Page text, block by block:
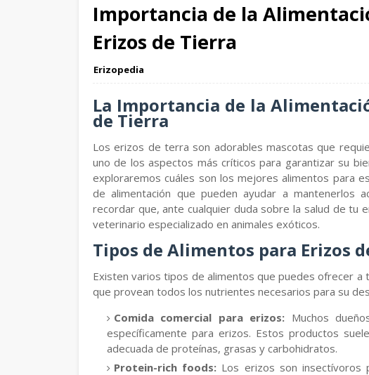
Importancia de la
Erizos de Tierra
Erizopedia
La Importancia de la
de Tierra
Los erizos de terra son adorables mascotas que
uno de los aspectos más críticos para garantizar su
exploraremos cuáles son los mejores alimentos para
de alimentación que pueden ayudar a mantenerlos
recordar que, ante cualquier duda sobre la salud de tu
veterinario especializado en animales exóticos.
Tipos de Alimentos para Erizos
Existen varios tipos de alimentos que puedes ofrecer a
que provean todos los nutrientes necesarios para su
Comida comercial para erizos: Muchos
específicamente para erizos. Estos productos
adecuada de proteínas, grasas y carbohidratos.
Protein-rich foods: Los erizos son insectívoros